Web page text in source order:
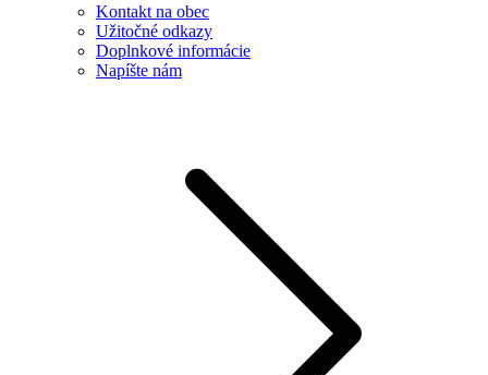
Kontakt na obec
Užitočné odkazy
Doplnkové informácie
Napíšte nám